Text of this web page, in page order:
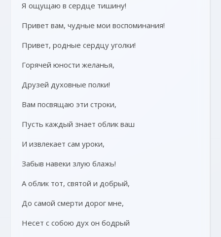
Я ощущаю в сердце тишину!
Привет вам, чудные мои воспоминания!
Привет, родные сердцу уголки!
Горячей юности желанья,
Друзей духовные полки!
Вам посвящаю эти строки,
Пусть каждый знает облик ваш
И извлекает сам уроки,
Забыв навеки злую блажь!
А облик тот, святой и добрый,
До самой смерти дорог мне,
Несет с собою дух он бодрый